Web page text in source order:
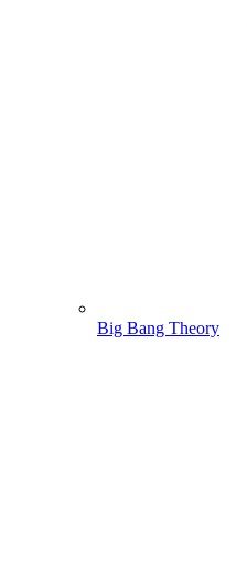
Big Bang Theory